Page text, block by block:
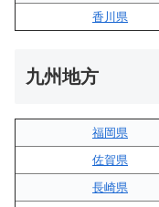
香川県
九州地方
福岡県
佐賀県
長崎県